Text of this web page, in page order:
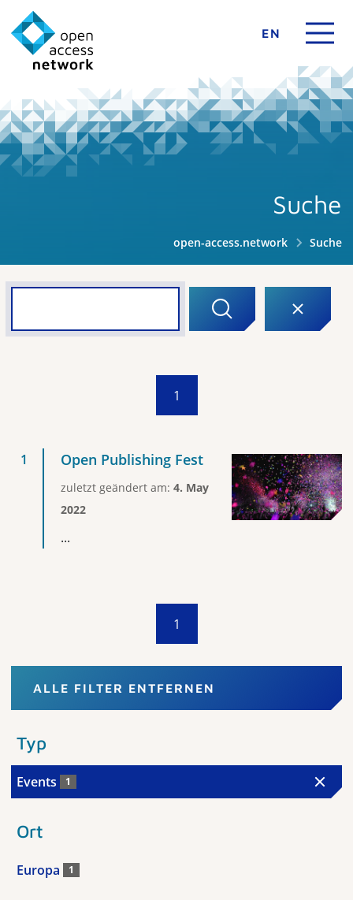
EN
Suche
open-access.network Suche
1
Open Publishing Fest
zuletzt geändert am: 4. May
2022
...
1
ALLE FILTER ENTFERNEN
Typ
Events 1
Ort
Europa 1